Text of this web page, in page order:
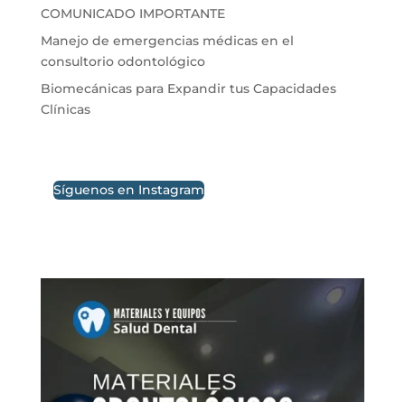
COMUNICADO IMPORTANTE
Manejo de emergencias médicas en el
consultorio odontológico
Biomecánicas para Expandir tus Capacidades
Clínicas
Síguenos en Instagram